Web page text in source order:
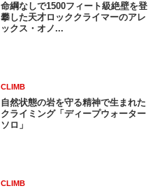
命綱なしで1500フィート級絶壁を登
攀した天才ロッククライマーのアレ
ックス・オノ...
CLIMB
自然状態の岩を守る精神で生まれた
クライミング「ディープウォーター
ソロ」
CLIMB